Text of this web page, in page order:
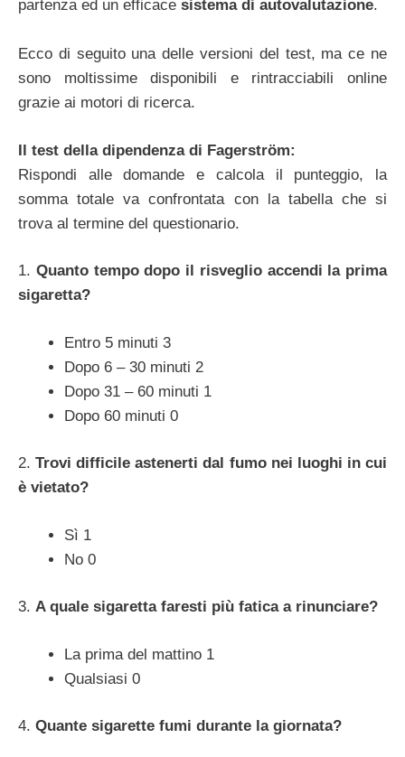
partenza ed un efficace sistema di autovalutazione.
Ecco di seguito una delle versioni del test, ma ce ne
sono moltissime disponibili e rintracciabili online
grazie ai motori di ricerca.
Il test della dipendenza di Fagerström:
Rispondi alle domande e calcola il punteggio, la
somma totale va confrontata con la tabella che si
trova al termine del questionario.
1. Quanto tempo dopo il risveglio accendi la prima
sigaretta?
Entro 5 minuti 3
Dopo 6 – 30 minuti 2
Dopo 31 – 60 minuti 1
Dopo 60 minuti 0
2.Trovi difficile astenerti dal fumo nei luoghi in cui
è vietato?
Sì 1
No 0
3. A quale sigaretta faresti più fatica a rinunciare?
La prima del mattino 1
Qualsiasi 0
4. Quante sigarette fumi durante la giornata?